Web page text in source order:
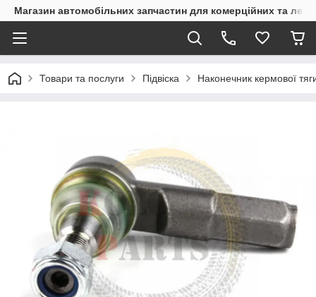
Магазин автомобільних запчастин для комерційних та
Товари та послуги Підвіска Наконечник кермової